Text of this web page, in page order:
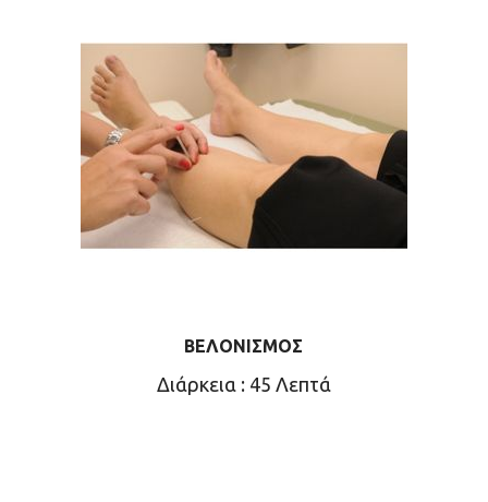
ΒΕΛΟΝΙΣΜΌΣ
Διάρκεια : 45 Λεπτά